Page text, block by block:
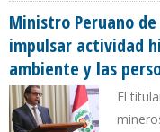
Ministro Peruano
impulsar actividad
ambiente y las
El